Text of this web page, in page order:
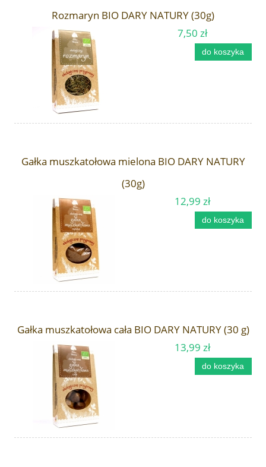
Rozmaryn BIO DARY NATURY (30g)
7,50 zł
do koszyka
Gałka muszkatołowa mielona BIO DARY NATURY
(30g)
12,99 zł
do koszyka
Gałka muszkatołowa cała BIO DARY NATURY (30 g)
13,99 zł
do koszyka